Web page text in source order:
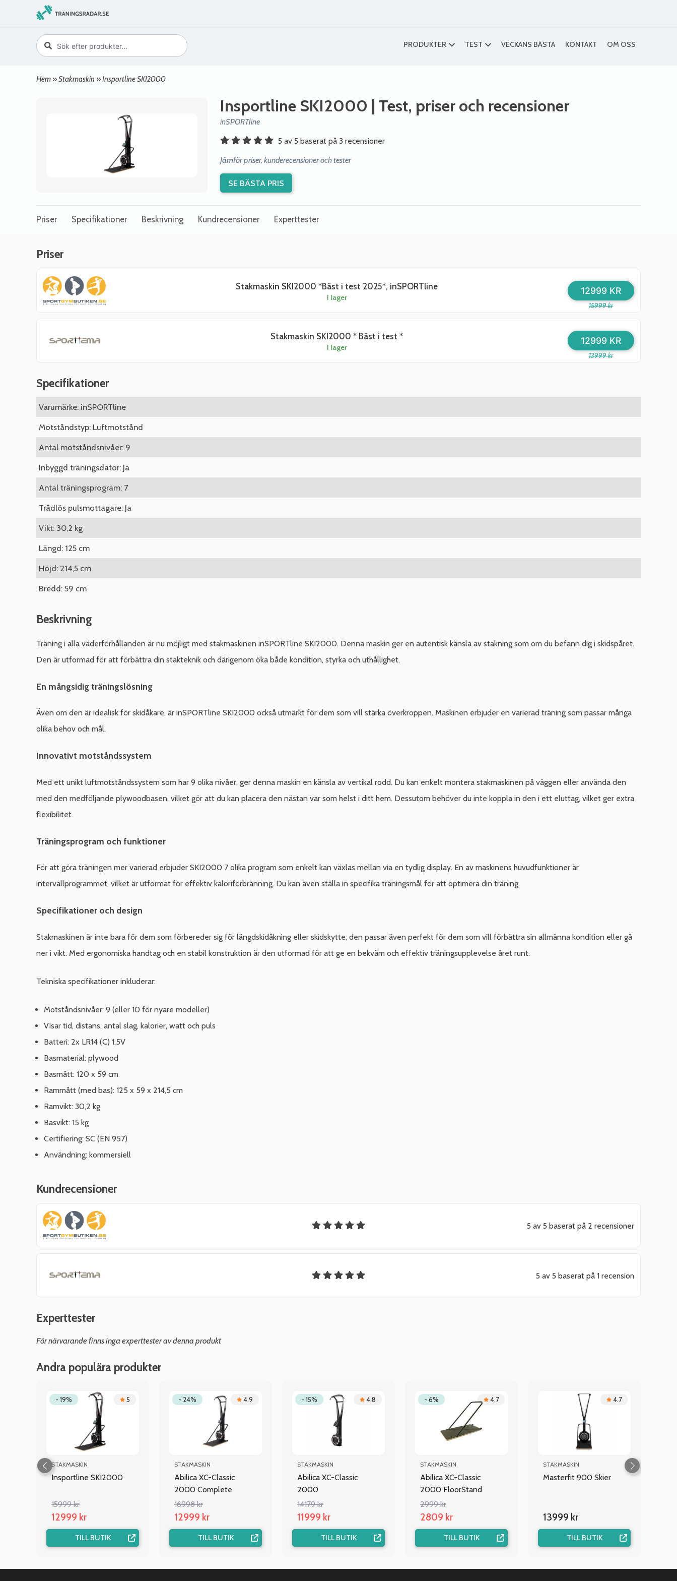
PRODUKTER TEST VECKANS BÄSTA KONTAKT OM OSS
Hem »Stakmaskin »Insportline SKI2000
Insportline SKI2000 | Test, priser och recensioner
inSPORTline
5 av 5 baserat på 3 recensioner
Jämför priser, kunderecensioner och tester
SE BÄSTA PRIS
Priser Specifikationer Beskrivning Kundrecensioner Experttester
Priser
Stakmaskin SKI2000 *Bäst i test 2025*, inSPORTline
I lager
15999 kr
12999 KR
Stakmaskin SKI2000 * Bäst i test *
I lager
13999 kr
12999 KR
Specifikationer
Varumärke: inSPORTline
Motståndstyp: Luftmotstånd
Antal motståndsnivåer: 9
Inbyggd träningsdator: Ja
Antal träningsprogram: 7
Trådlös pulsmottagare: Ja
Vikt: 30,2 kg
Längd: 125 cm
Höjd: 214,5 cm
Bredd: 59 cm
Beskrivning
Träning i alla väderförhållanden är nu möjligt med stakmaskinen inSPORTline SKI2000. Denna maskin ger en autentisk känsla av stakning som om du befann dig i skidspåret.
Den är utformad för att förbättra din stakteknik och därigenom öka både kondition, styrka och uthållighet.
En mångsidig träningslösning
Även om den är idealisk för skidåkare, är inSPORTline SKI2000 också utmärkt för dem som vill stärka överkroppen. Maskinen erbjuder en varierad träning som passar många
olika behov och mål.
Innovativt motståndssystem
Med ett unikt luftmotståndssystem som har 9 olika nivåer, ger denna maskin en känsla av vertikal rodd. Du kan enkelt montera stakmaskinen på väggen eller använda den
med den medföljande plywoodbasen, vilket gör att du kan placera den nästan var som helst i ditt hem. Dessutom behöver du inte koppla in den i ett eluttag, vilket ger extra
flexibilitet.
Träningsprogram och funktioner
För att göra träningen mer varierad erbjuder SKI2000 7 olika program som enkelt kan växlas mellan via en tydlig display. En av maskinens huvudfunktioner är
intervallprogrammet, vilket är utformat för effektiv kaloriförbränning. Du kan även ställa in specifika träningsmål för att optimera din träning.
Specifikationer och design
Stakmaskinen är inte bara för dem som förbereder sig för längdskidåkning eller skidskytte; den passar även perfekt för dem som vill förbättra sin allmänna kondition eller gå
ner i vikt. Med ergonomiska handtag och en stabil konstruktion är den utformad för att ge en bekväm och effektiv träningsupplevelse året runt.
Tekniska specifikationer inkluderar:
Motståndsnivåer: 9 (eller 10 för nyare modeller)
Visar tid, distans, antal slag, kalorier, watt och puls
Batteri: 2x LR14 (C) 1,5V
Basmaterial: plywood
Basmått: 120 x 59 cm
Rammått (med bas): 125 x 59 x 214,5 cm
Ramvikt: 30,2 kg
Basvikt: 15 kg
Certifiering: SC (EN 957)
Användning: kommersiell
Kundrecensioner
5 av 5 baserat på 2 recensioner
5 av 5 baserat på 1 recension
Experttester
För närvarande finns inga experttester av denna produkt
Andra populära produkter
- 19% 5
STAKMASKIN
Insportline SKI2000
15999 kr
12999 kr
TILL BUTIK
- 24% 4.9
STAKMASKIN
Abilica XC-Classic
2000 Complete
16998 kr
12999 kr
TILL BUTIK
- 15% 4.8
STAKMASKIN
Abilica XC-Classic
2000
14179 kr
11999 kr
TILL BUTIK
- 6% 4.7
STAKMASKIN
Abilica XC-Classic
2000 FloorStand
2999 kr
2809 kr
TILL BUTIK
4.7
STAKMASKIN
Masterfit 900 Skier
13999 kr
TILL BUTIK